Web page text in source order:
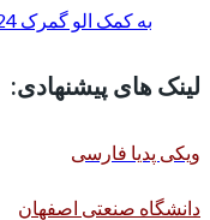
به کمک الو گمرک 24
لینک های پیشنهادی:
ویکی پدیا فارسی
دانشگاه صنعتی اصفهان